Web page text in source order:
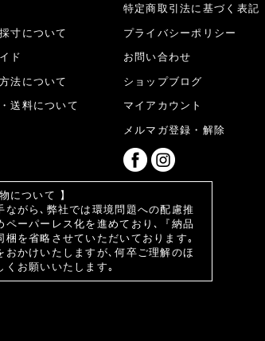
寸について
ド
法について
送料について
特定商取引法に基づく表記
プライバシーポリシー
お問い合わせ
ショップブログ
マイアカウント
メルマガ登録・解除
について 】
ながら､弊社では環境問題への配慮推
ペーパーレス化を進めており､『納品
梱を省略させていただいております｡
おかけいたしますが､何卒ご理解のほ
くお願いいたします｡